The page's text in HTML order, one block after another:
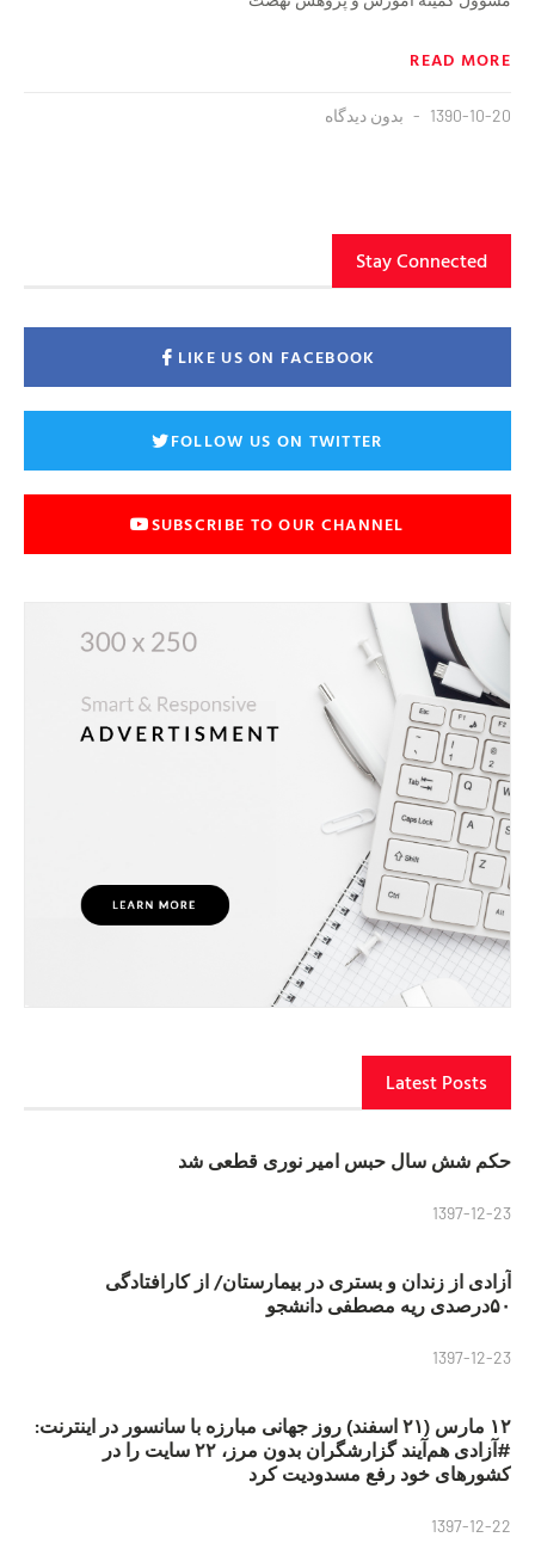
READ MORE
1390-10-20 بدون دیدگاه
Stay Connected
LIKE US ON FACEBOOK
FOLLOW US ON TWITTER
SUBSCRIBE TO OUR CHANNEL
Latest Posts
حکم شش سال حبس امیر نوری قطعی شد
1397-12-23
آزادی از زندان و بستری در بیمارستان/ از کارافتادگی
۵۰درصدی ریه مصطفی دانشجو
1397-12-23
۱۲ مارس (۲۱ اسفند) روز جهانی مبارزه با سانسور در اینترنت:
#آزادی هم‌آیند گزارشگران‌ بدون مرز، ۲۲ سایت را در
کشورهای خود رفع مسدودیت کرد
1397-12-22